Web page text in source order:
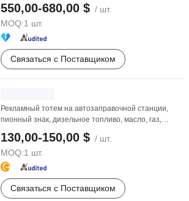
550,00-680,00 $ / шт.
MOQ:1 шт.
Связаться с Поставщиком
Рекламный тотем на автозаправочной станции,
пионный знак, дизельное топливо, масло, газ,
130,00-150,00 $ / шт.
MOQ:1 шт.
Связаться с Поставщиком